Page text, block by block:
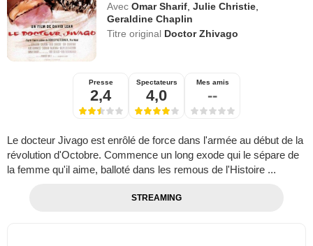
Avec Omar Sharif ,Julie Christie
Geraldine Chaplin
Titre original Doctor Zhivago
Presse
2,4
Spectateurs
4,0
Mes amis
--
Le docteur Jivago est enrôlé de force dans l'armée au début de la
révolution d'Octobre. Commence un long exode qui le sépare de
la femme qu'il aime, balloté dans les remous de l'Histoire ...
STREAMING